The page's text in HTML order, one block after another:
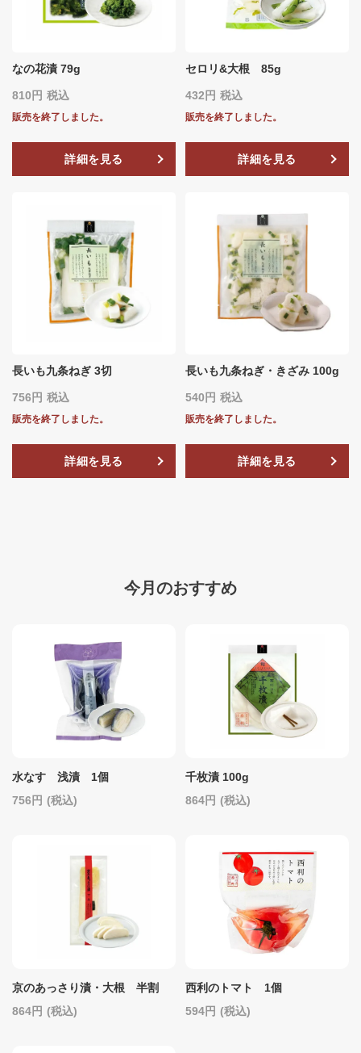
なの花漬 79g
810 税込
販売を終了しました。
詳細を見る
セロリ&大根 85g
432 税込
販売を終了しました。
詳細を見る
長いも九条ねぎ 3切
756 税込
販売を終了しました。
詳細を見る
長いも九条ねぎ・きざみ 100g
540 税込
販売を終了しました。
詳細を見る
今月のおすすめ
水なす 浅漬 1個
756
(税込)
千枚漬 100g
864
(税込)
京のあっさり漬・大根 半割
864
(税込)
西利のトマト 1個
594
(税込)